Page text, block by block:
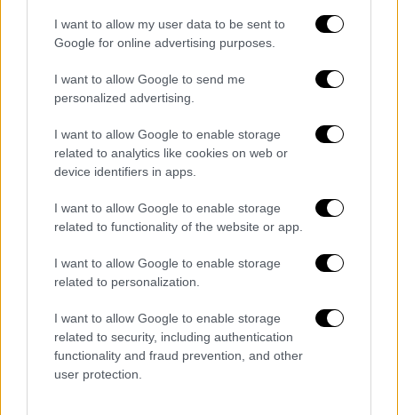
I want to allow my user data to be sent to
Google for online advertising purposes.
I want to allow Google to send me
personalized advertising.
I want to allow Google to enable storage
related to analytics like cookies on web or
device identifiers in apps.
I want to allow Google to enable storage
related to functionality of the website or app.
I want to allow Google to enable storage
related to personalization.
I want to allow Google to enable storage
related to security, including authentication
functionality and fraud prevention, and other
user protection.
Αθλητισμός|01.08.2025 15:28
Το αθλητικό κέντρο της Παιανίας
επίσημα «σπίτι» των Εθνικών ομάδων -
Έπεσαν οι υπογραφές μεταξύ